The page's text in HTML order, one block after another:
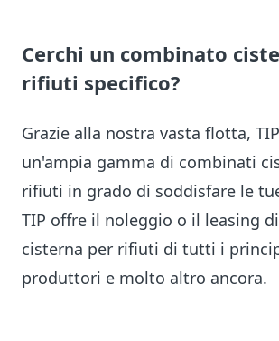
Cerchi un combinato
rifiuti specifico?
Grazie alla nostra vasta flotta,
un'ampia gamma di combinati
rifiuti in grado di soddisfare le
TIP offre il noleggio o il leasing
cisterna per rifiuti di tutti i
produttori e molto altro ancora.